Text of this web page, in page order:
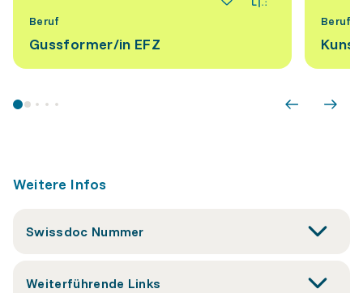
Beruf
Gussformer/​in EFZ
Beruf
Weitere Infos
Swissdoc Nummer
Weiterführende Links